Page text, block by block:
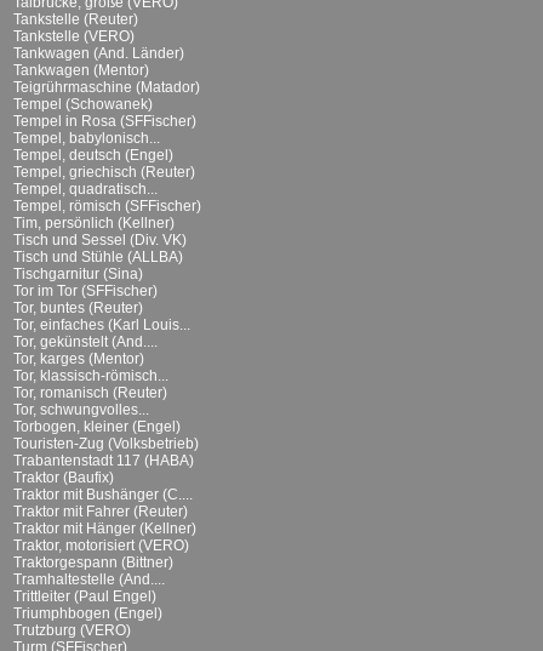
Tankstelle (Reuter)
Tankstelle (VERO)
Tankwagen (And. Länder)
Tankwagen (Mentor)
Teigrührmaschine (Matador)
Tempel (Schowanek)
Tempel in Rosa (SFFischer)
Tempel, babylonisch...
Tempel, deutsch (Engel)
Tempel, griechisch (Reuter)
Tempel, quadratisch...
Tempel, römisch (SFFischer)
Tim, persönlich (Kellner)
Tisch und Sessel (Div. VK)
Tisch und Stühle (ALLBA)
Tischgarnitur (Sina)
Tor im Tor (SFFischer)
Tor, buntes (Reuter)
Tor, einfaches (Karl Louis...
Tor, gekünstelt (And....
Tor, karges (Mentor)
Tor, klassisch-römisch...
Tor, romanisch (Reuter)
Tor, schwungvolles...
Torbogen, kleiner (Engel)
Touristen-Zug (Volksbetrieb)
Trabantenstadt 117 (HABA)
Traktor (Baufix)
Traktor mit Bushänger (C....
Traktor mit Fahrer (Reuter)
Traktor mit Hänger (Kellner)
Traktor, motorisiert (VERO)
Traktorgespann (Bittner)
Tramhaltestelle (And....
Trittleiter (Paul Engel)
Triumphbogen (Engel)
Trutzburg (VERO)
Turm (SFFischer)